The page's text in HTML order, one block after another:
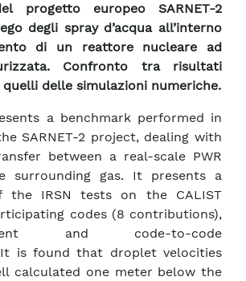
progetto europeo SARNET-2
degli spray d’acqua all’interno
di un reattore nucleare ad
Confronto tra risultati
delle simulazioni numeriche.
a benchmark performed in
SARNET-2 project, dealing with
between a real-scale PWR
surrounding gas. It presents a
the IRSN tests on the CALIST
codes (8 contributions),
and code-to-code
It is found that droplet velocities
calculated one meter below the